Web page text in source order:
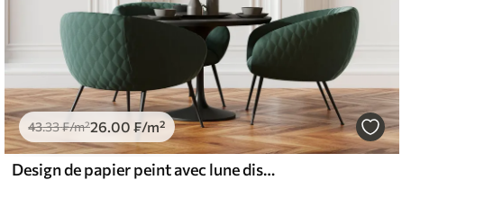
43.33₣/m²26.00 ₣/m²
Design de papier peint avec lune dissoute sur fond noir grunge